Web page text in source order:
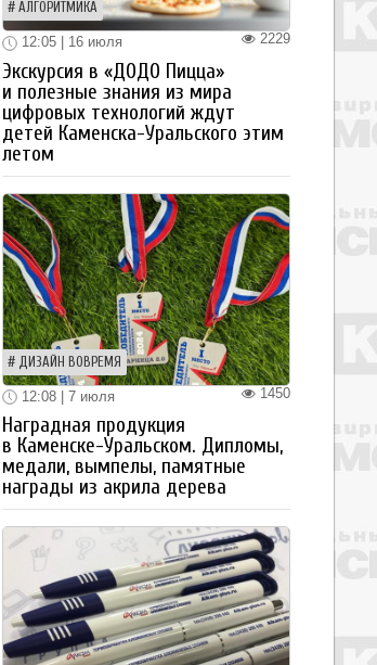
АЛГОРИТМИКА
2229
12:05 | 16 июля
Экскурсия в «ДОДО Пицца»
и полезные знания из мира
цифровых технологий ждут
детей Каменска-Уральского этим
летом
ДИЗАЙН ВОВРЕМЯ
1450
12:08 | 7 июля
Наградная продукция
в Каменске-Уральском. Дипломы,
медали, вымпелы, памятные
награды из акрила дерева